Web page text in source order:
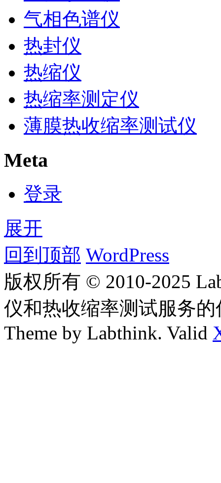
气相色谱仪
热封仪
热缩仪
热缩率测定仪
薄膜热收缩率测试仪
Meta
登录
展开
回到顶部 WordPress
版权所有 © 2010-2025
仪和热收缩率测试服务
Theme by Labthink. Valid